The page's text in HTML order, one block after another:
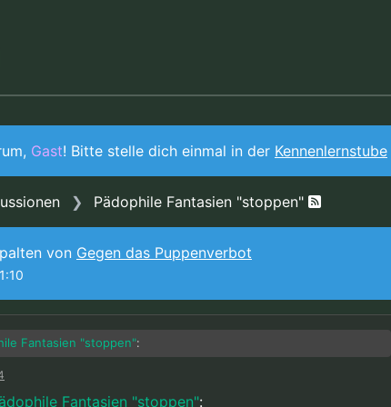
Gast! Bitte stelle dich einmal in der Kennenlernstube
Pädophile Fantasien "stoppen"
von Gegen das Puppenverbot
Fantasien "stoppen":
Fantasien "stoppen":